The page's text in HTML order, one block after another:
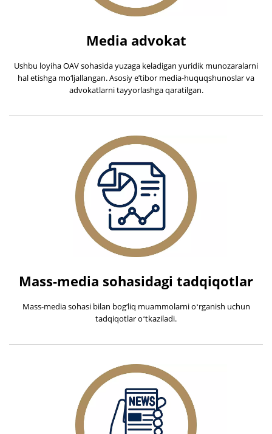
Media advokat
Ushbu loyiha OAV sohasida yuzaga keladigan yuridik munozaralarni
hal etishga mo‘ljallangan. Asosiy e’tibor media-huquqshunoslar va
advokatlarni tayyorlashga qaratilgan.
Mass-media sohasidagi tadqiqotlar
Mass-media sohasi bilan bog‘liq muammolarni oʻrganish uchun
tadqiqotlar oʻtkaziladi.